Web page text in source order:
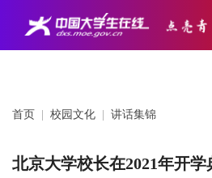
首页 校园文化 讲话集锦
北京大学校长在2021年开